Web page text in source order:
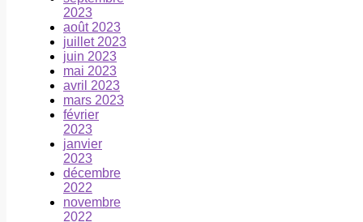
2023
août 2023
juillet 2023
juin 2023
mai 2023
avril 2023
mars 2023
février
2023
janvier
2023
décembre
2022
novembre
2022